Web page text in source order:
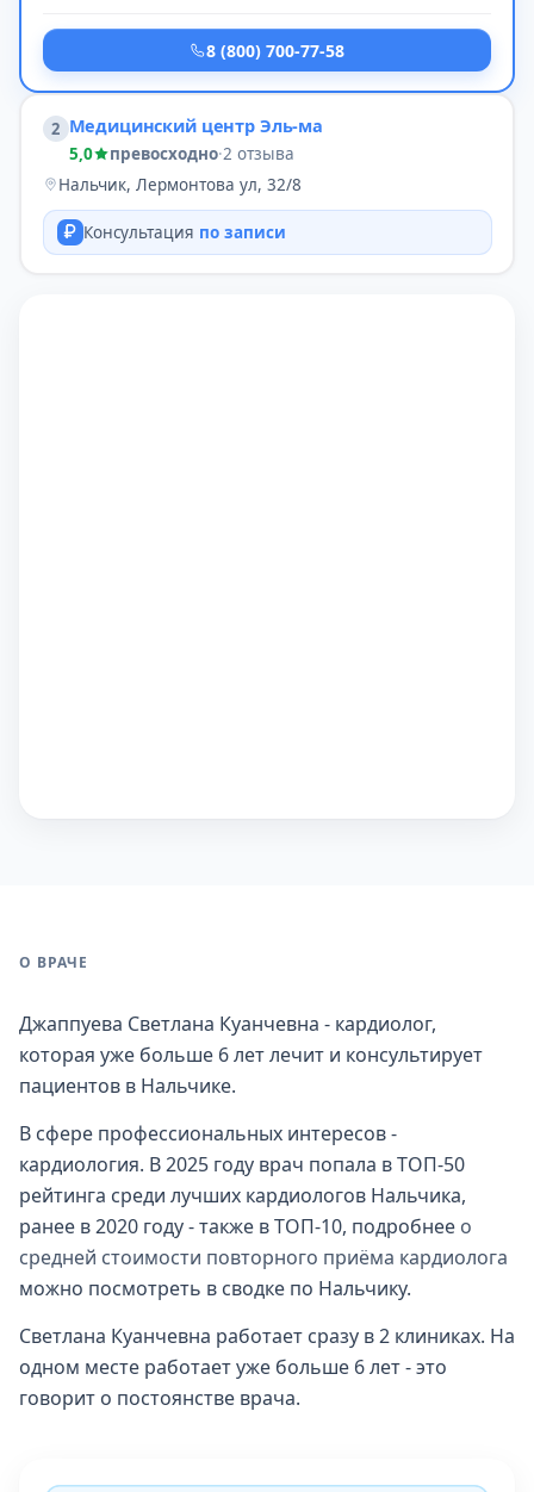
8 (800) 700-77-58
2 Медицинский центр Эль-ма
5,0 превосходно·2 отзыва
Нальчик, Лермонтова ул, 32/8
Консультация по записи
О ВРАЧЕ
Джаппуева Светлана Куанчевна - кардиолог,
которая уже больше 6 лет лечит и консультирует
пациентов в Нальчике.
В сфере профессиональных интересов -
кардиология. В 2025 году врач попала в ТОП-50
рейтинга среди лучших кардиологов Нальчика,
ранее в 2020 году - также в ТОП-10, подробнее о
средней стоимости повторного приёма кардиолога
можно посмотреть в сводке по Нальчику.
Светлана Куанчевна работает сразу в 2 клиниках. На
одном месте работает уже больше 6 лет - это
говорит о постоянстве врача.